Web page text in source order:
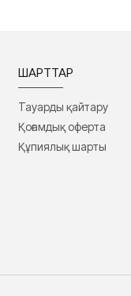
ШАРТТАР
Тауарды қайтару
Қоғамдық оферта
Құпиялық шарты